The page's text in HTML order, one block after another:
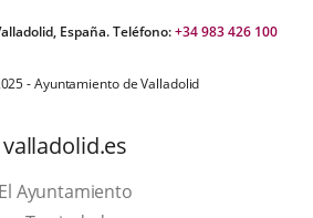
España. Teléfono:+34 983 426 100
- Ayuntamiento de Valladolid
valladolid.es
El Ayuntamiento